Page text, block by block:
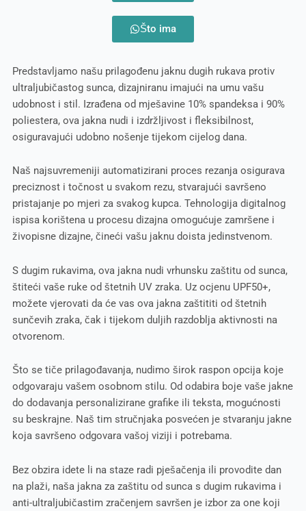
Što ima
Predstavljamo našu prilagođenu jaknu dugih rukava protiv
ultraljubičastog sunca, dizajniranu imajući na umu vašu
udobnost i stil. Izrađena od mješavine 10% spandeksa i 90%
poliestera, ova jakna nudi i izdržljivost i fleksibilnost,
osiguravajući udobno nošenje tijekom cijelog dana.
Naš najsuvremeniji automatizirani proces rezanja osigurava
preciznost i točnost u svakom rezu, stvarajući savršeno
pristajanje po mjeri za svakog kupca. Tehnologija digitalnog
ispisa korištena u procesu dizajna omogućuje zamršene i
živopisne dizajne, čineći vašu jaknu doista jedinstvenom.
S dugim rukavima, ova jakna nudi vrhunsku zaštitu od sunca,
štiteći vaše ruke od štetnih UV zraka. Uz ocjenu UPF50+,
možete vjerovati da će vas ova jakna zaštititi od štetnih
sunčevih zraka, čak i tijekom duljih razdoblja aktivnosti na
otvorenom.
Što se tiče prilagođavanja, nudimo širok raspon opcija koje
odgovaraju vašem osobnom stilu. Od odabira boje vaše jakne
do dodavanja personalizirane grafike ili teksta, mogućnosti
su beskrajne. Naš tim stručnjaka posvećen je stvaranju jakne
koja savršeno odgovara vašoj viziji i potrebama.
Bez obzira idete li na staze radi pješačenja ili provodite dan
na plaži, naša jakna za zaštitu od sunca s dugim rukavima i
anti-ultraljubičastim zračenjem savršen je izbor za one koji